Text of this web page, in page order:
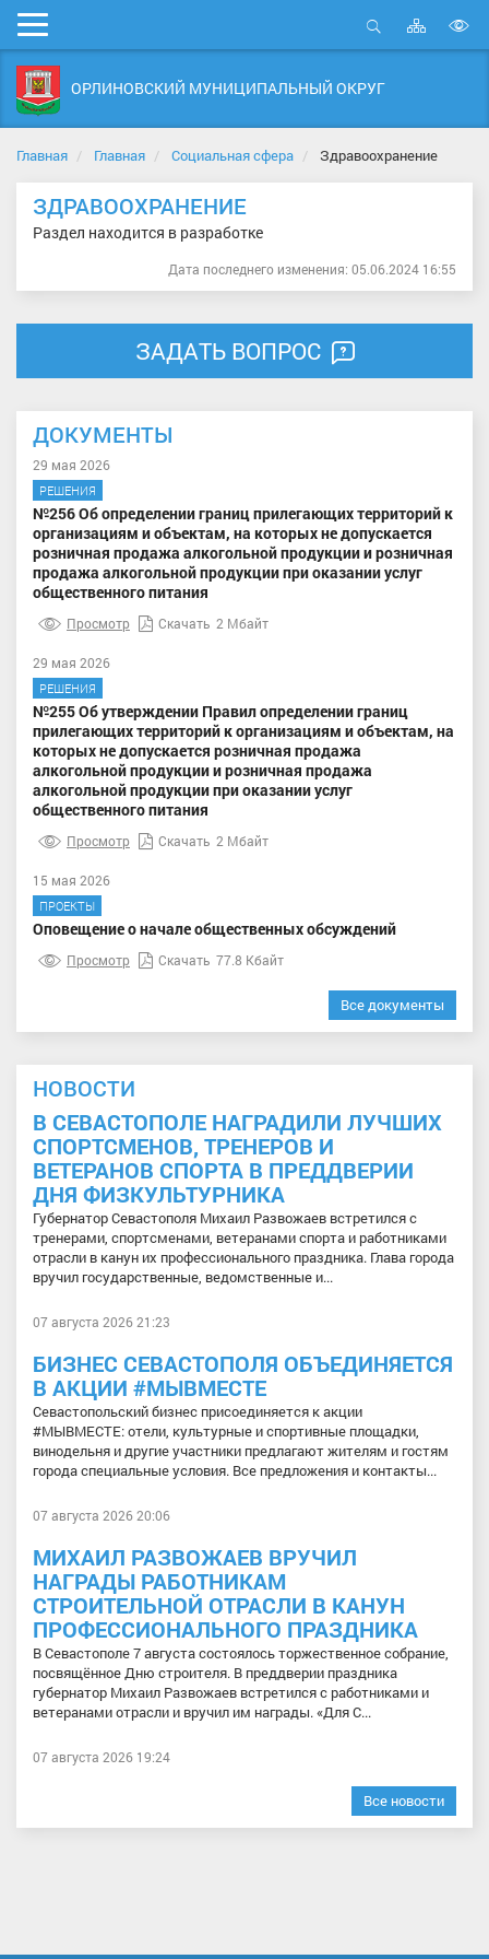
Мобильное
меню
Открыть
Карта
сайта
ОРЛИНОВСКИЙ МУНИЦИПАЛЬНЫЙ ОКРУГ
Главная Главная Социальная сфера Здравоохранение
ЗДРАВООХРАНЕНИЕ
Раздел находится в разработке
Дата последнего изменения: 05.06.2024 16:55
ЗАДАТЬ ВОПРОС
ДОКУМЕНТЫ
29 мая 2026
РЕШЕНИЯ
№256 Об определении границ прилегающих территорий к
организациям и объектам, на которых не допускается
розничная продажа алкогольной продукции и розничная
продажа алкогольной продукции при оказании услуг
общественного питания
Просмотр Скачать 2 Мбайт
29 мая 2026
РЕШЕНИЯ
№255 Об утверждении Правил определении границ
прилегающих территорий к организациям и объектам, на
которых не допускается розничная продажа
алкогольной продукции и розничная продажа
алкогольной продукции при оказании услуг
общественного питания
Просмотр Скачать 2 Мбайт
15 мая 2026
ПРОЕКТЫ
Оповещение о начале общественных обсуждений
Просмотр Скачать 77.8 Кбайт
Все документы
НОВОСТИ
В СЕВАСТОПОЛЕ НАГРАДИЛИ ЛУЧШИХ
СПОРТСМЕНОВ, ТРЕНЕРОВ И
ВЕТЕРАНОВ СПОРТА В ПРЕДДВЕРИИ
ДНЯ ФИЗКУЛЬТУРНИКА
Губернатор Севастополя Михаил Развожаев встретился с
тренерами, спортсменами, ветеранами спорта и работниками
отрасли в канун их профессионального праздника. Глава города
вручил государственные, ведомственные и...
07 августа 2026 21:23
БИЗНЕС СЕВАСТОПОЛЯ ОБЪЕДИНЯЕТСЯ
В АКЦИИ #МЫВМЕСТЕ
Севастопольский бизнес присоединяется к акции
#МЫВМЕСТЕ: отели, культурные и спортивные площадки,
винодельня и другие участники предлагают жителям и гостям
города специальные условия. Все предложения и контакты...
07 августа 2026 20:06
МИХАИЛ РАЗВОЖАЕВ ВРУЧИЛ
НАГРАДЫ РАБОТНИКАМ
СТРОИТЕЛЬНОЙ ОТРАСЛИ В КАНУН
ПРОФЕССИОНАЛЬНОГО ПРАЗДНИКА
В Севастополе 7 августа состоялось торжественное собрание,
посвящённое Дню строителя. В преддверии праздника
губернатор Михаил Развожаев встретился с работниками и
ветеранами отрасли и вручил им награды. «Для С...
07 августа 2026 19:24
Все новости